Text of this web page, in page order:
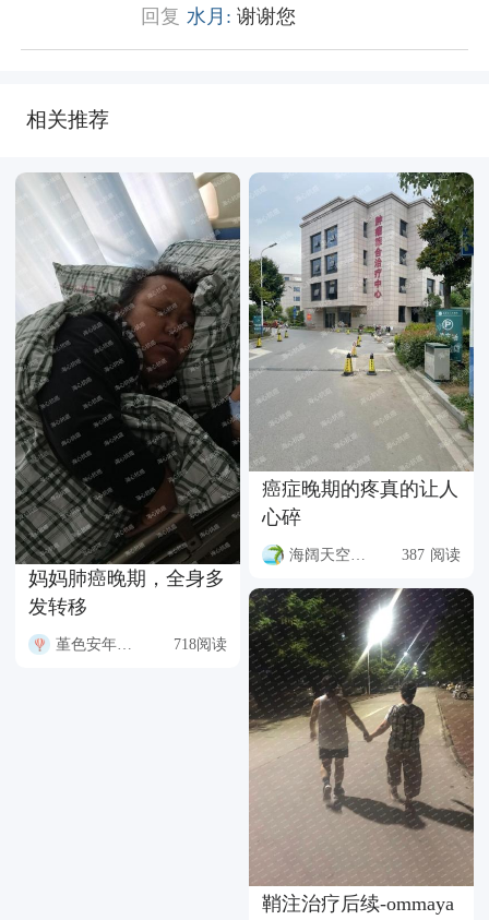
回复 水月: 谢谢您
相关推荐
妈妈肺癌晚期，全身多
发转移
堇色安年FQW2 718阅读
癌症晚期的疼真的让人
心碎
海阔天空HS8N 387 阅读
鞘注治疗后续-ommaya